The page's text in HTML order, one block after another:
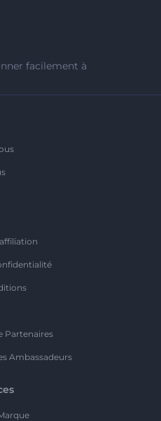
facilement à
Partenaires
Ambassadeurs